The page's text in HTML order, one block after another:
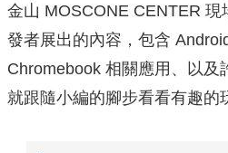
金山 MOSCONE CENTER 現
發者展出的內容，包含
Chromebook 相關應用、以及
就跟隨小編的腳步看看有趣的